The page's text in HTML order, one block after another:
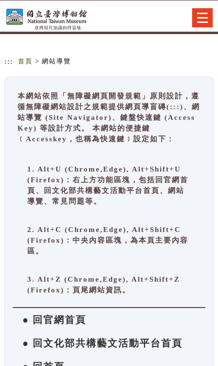
::: 首頁 > 網站導覽
本網站依照「無障礙網頁開發規範」原則設計，遵
循無障礙網站設計之規範提供網頁導盲磚(:::)、網
站導覽 (Site Navigator)、鍵盤快速鍵 (Access
Key) 等設計方式。 本網站的便捷鍵
﹝Accesskey，也稱為快速鍵﹞設定如下：
1. Alt+U (Chrome,Edge), Alt+Shift+U
(Firefox)：右上方功能區塊，包括回官網首
頁、回文化部共構藝文活動平台首頁、網站
導覽、常見問題等。
2. Alt+C (Chrome,Edge), Alt+Shift+C
(Firefox)：中央內容區塊，為本頁主要內容
區。
3. Alt+Z (Chrome,Edge), Alt+Shift+Z
(Firefox)：頁尾網站資訊。
● 回官網首頁
● 回文化部共構藝文活動平台首頁